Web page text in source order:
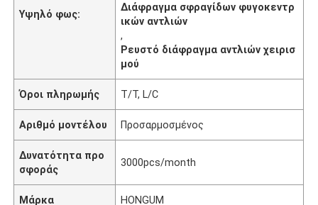
Υψηλό φως:
Διάφραγμα σφραγίδων φυγοκεντρ
ικών αντλιών
,
Ρευστό διάφραγμα αντλιών χειρισ
μού
Όροι πληρωμής T/T, L/C
Αριθμό μοντέλου Προσαρμοσμένος
Δυνατότητα προ
σφοράς
3000pcs/month
Μάρκα HONGUM